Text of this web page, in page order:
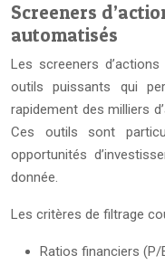
Screeners
automatisés
Les screeners
outils puissants qui
rapidement des milliers
Ces outils sont
opportunités
donnée.
Les critères de filtrage
Ratios financiers (P/